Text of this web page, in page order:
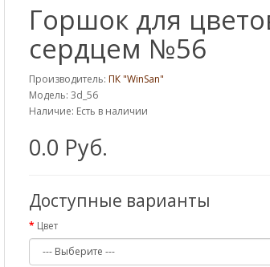
Горшок для
сердцем №56
Производитель: ПК "WinSan"
Модель: 3d_56
Наличие: Есть в наличии
0.0 Руб.
Доступные варианты
Цвет